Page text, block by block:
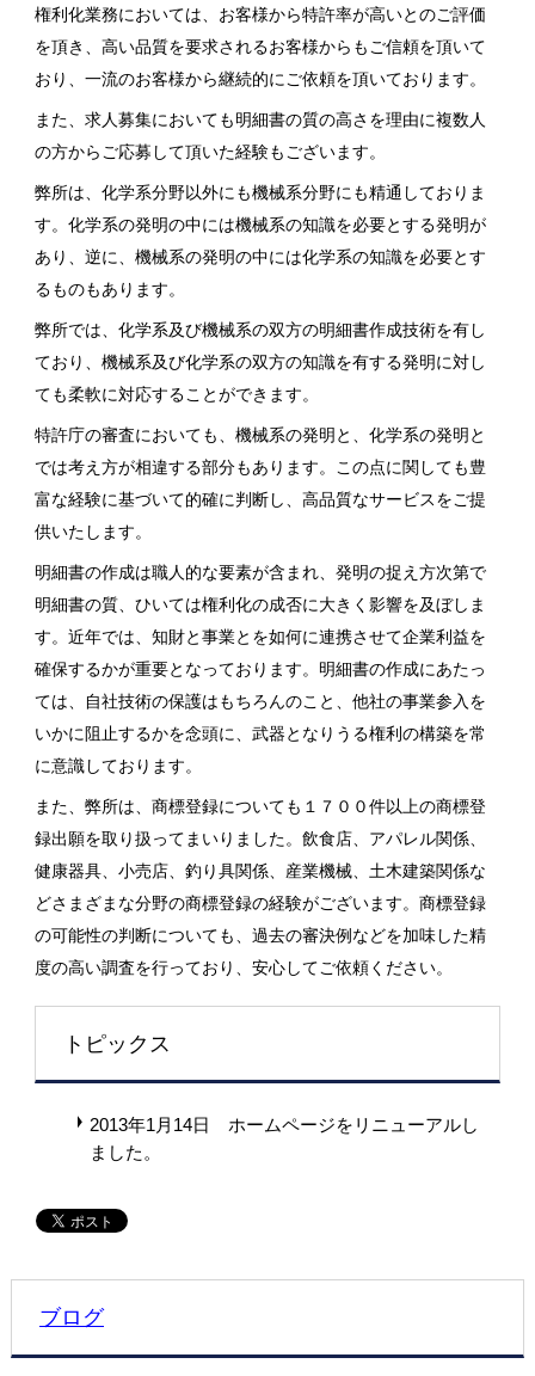
権利化業務においては、お客様から特許率が高いとのご評価
を頂き、高い品質を要求されるお客様からもご信頼を頂いて
おり、一流のお客様から継続的にご依頼を頂いております。
また、求人募集においても明細書の質の高さを理由に複数人
の方からご応募して頂いた経験もございます。
弊所は、化学系分野以外にも機械系分野にも精通しておりま
す。化学系の発明の中には機械系の知識を必要とする発明が
あり、逆に、機械系の発明の中には化学系の知識を必要とす
るものもあります。
弊所では、化学系及び機械系の双方の明細書作成技術を有し
ており、機械系及び化学系の双方の知識を有する発明に対し
ても柔軟に対応することができます。
特許庁の審査においても、機械系の発明と、化学系の発明と
では考え方が相違する部分もあります。この点に関しても豊
富な経験に基づいて的確に判断し、高品質なサービスをご提
供いたします。
明細書の作成は職人的な要素が含まれ、発明の捉え方次第で
明細書の質、ひいては権利化の成否に大きく影響を及ぼしま
す。近年では、知財と事業とを如何に連携させて企業利益を
確保するかが重要となっております。明細書の作成にあたっ
ては、自社技術の保護はもちろんのこと、他社の事業参入を
いかに阻止するかを念頭に、武器となりうる権利の構築を常
に意識しております。
また、弊所は、商標登録についても１７００件以上の商標登
録出願を取り扱ってまいりました。飲食店、アパレル関係、
健康器具、小売店、釣り具関係、産業機械、土木建築関係な
どさまざまな分野の商標登録の経験がございます。商標登録
の可能性の判断についても、過去の審決例などを加味した精
度の高い調査を行っており、安心してご依頼ください。
トピックス
2013年1月14日 ホームページをリニューアルし
ました。
ブログ